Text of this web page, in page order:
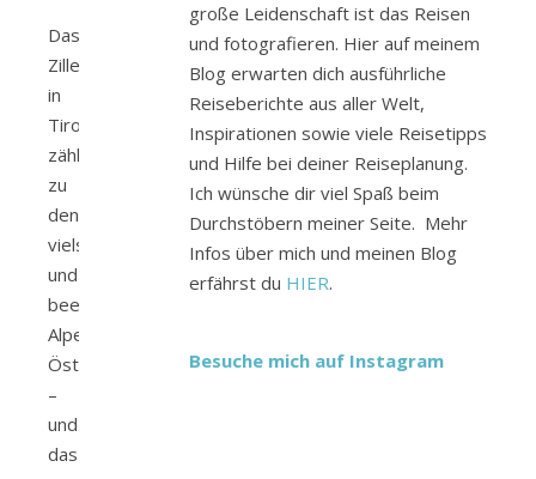
Das
Zillertal
in
Tirol
zählt
zu
den
vielseitigsten
und
beeindruckendsten
Alpentälern
Österreichs
–
und
das
große Leidenschaft ist das Reisen
und fotografieren. Hier auf meinem
Blog erwarten dich ausführliche
Reiseberichte aus aller Welt,
Inspirationen sowie viele Reisetipps
und Hilfe bei deiner Reiseplanung.
Ich wünsche dir viel Spaß beim
Durchstöbern meiner Seite. Mehr
Infos über mich und meinen Blog
erfährst du HIER.
Besuche mich auf Instagram